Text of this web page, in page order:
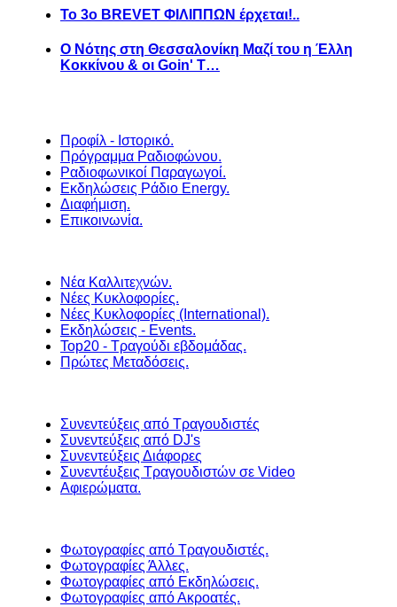
Το 3ο BREVET ΦΙΛΙΠΠΩΝ έρχεται!..
Ο Νότης στη Θεσσαλονίκη Μαζί του η Έλλη
Κοκκίνου & οι Goin' T…
Προφίλ - Ιστορικό.
Πρόγραμμα Ραδιοφώνου.
Ραδιοφωνικοί Παραγωγοί.
Εκδηλώσεις Ράδιο Energy.
Διαφήμιση.
Επικοινωνία.
Νέα Καλλιτεχνών.
Νέες Κυκλοφορίες.
Νέες Κυκλοφορίες (International).
Εκδηλώσεις - Events.
Top20 - Τραγούδι εβδομάδας.
Πρώτες Μεταδόσεις.
Συνεντεύξεις από Τραγουδιστές
Συνεντεύξεις από DJ's
Συνεντεύξεις Διάφορες
Συνεντέυξεις Τραγουδιστών σε Video
Αφιερώματα.
Φωτογραφίες από Τραγουδιστές.
Φωτογραφίες Άλλες.
Φωτογραφίες από Εκδηλώσεις.
Φωτογραφίες από Ακροατές.